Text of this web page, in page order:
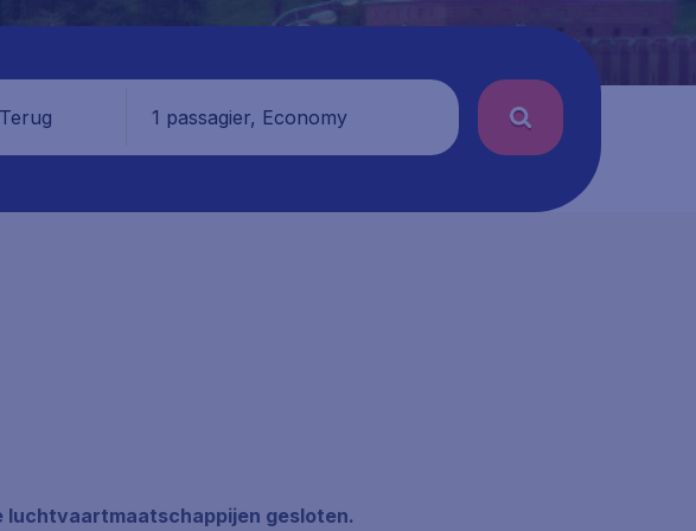
Terug 1 passagier, Economy
luchtvaartmaatschappijen gesloten.